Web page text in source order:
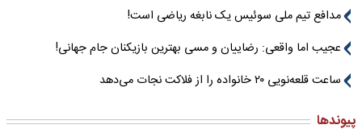
مدافع تیم ملی سوئیس یک نابغه ریاضی است!
عجیب اما واقعی: رضاییان و مسی بهترین بازیکنان جام جهانی!
ساعت قلعه‌نویی ۲۰ خانواده را از فلاکت نجات می‌دهد
پیوندها